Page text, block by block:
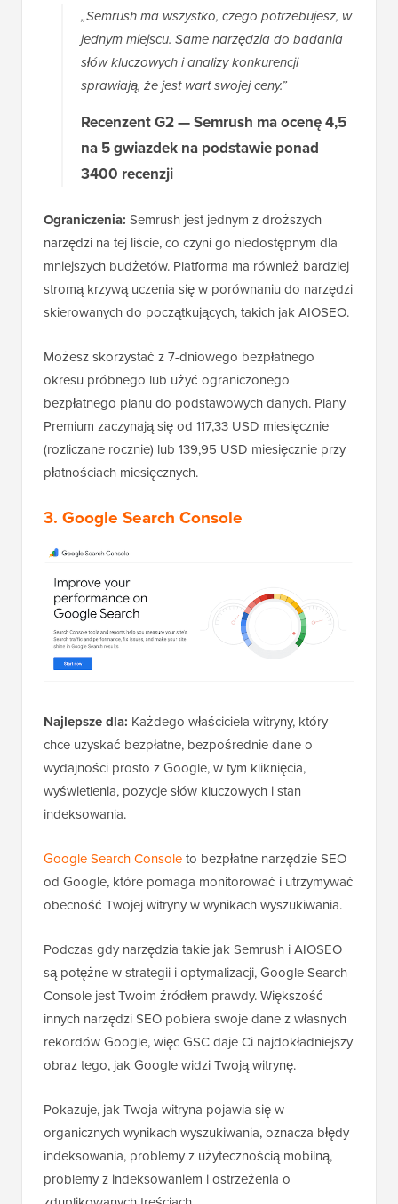
„Semrush ma wszystko, czego potrzebujesz, w
jednym miejscu. Same narzędzia do badania
słów kluczowych i analizy konkurencji
sprawiają, że jest wart swojej ceny.”
Recenzent G2 — Semrush ma ocenę 4,5
na 5 gwiazdek na podstawie ponad
3400 recenzji
Ograniczenia: Semrush jest jednym z droższych
narzędzi na tej liście, co czyni go niedostępnym dla
mniejszych budżetów. Platforma ma również bardziej
stromą krzywą uczenia się w porównaniu do narzędzi
skierowanych do początkujących, takich jak AIOSEO.
Możesz skorzystać z 7-dniowego bezpłatnego
okresu próbnego lub użyć ograniczonego
bezpłatnego planu do podstawowych danych. Plany
Premium zaczynają się od 117,33 USD miesięcznie
(rozliczane rocznie) lub 139,95 USD miesięcznie przy
płatnościach miesięcznych.
3. Google Search Console
Najlepsze dla: Każdego właściciela witryny, który
chce uzyskać bezpłatne, bezpośrednie dane o
wydajności prosto z Google, w tym kliknięcia,
wyświetlenia, pozycje słów kluczowych i stan
indeksowania.
Google Search Consoleto bezpłatne narzędzie SEO
od Google, które pomaga monitorować i utrzymywać
obecność Twojej witryny w wynikach wyszukiwania.
Podczas gdy narzędzia takie jak Semrush i AIOSEO
są potężne w strategii i optymalizacji, Google Search
Console jest Twoim źródłem prawdy. Większość
innych narzędzi SEO pobiera swoje dane z własnych
rekordów Google, więc GSC daje Ci najdokładniejszy
obraz tego, jak Google widzi Twoją witrynę.
Pokazuje, jak Twoja witryna pojawia się w
organicznych wynikach wyszukiwania, oznacza błędy
indeksowania, problemy z użytecznością mobilną,
problemy z indeksowaniem i ostrzeżenia o